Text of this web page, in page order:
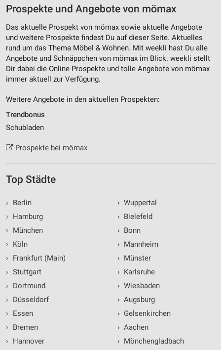
Prospekte und Angebote von mömax
Das aktuelle Prospekt von mömax sowie aktuelle Angebote
und weitere Prospekte findest Du auf dieser Seite. Aktuelles
rund um das Thema Möbel & Wohnen. Mit weekli hast Du alle
Angebote und Schnäppchen von mömax im Blick. weekli stellt
Dir dabei die Online-Prospekte und tolle Angebote von mömax
immer aktuell zur Verfügung.
Weitere Angebote in den aktuellen Prospekten:
Trendbonus
Schubladen
Prospekte bei mömax
Top Städte
›
Berlin
›
Hamburg
›
München
›
Köln
›
Frankfurt (Main)
› Stuttgart
›
Dortmund
›
Düsseldorf
›
Essen
›
Bremen
›
Hannover
› Wuppertal
› Bielefeld
› Bonn
› Mannheim
› Münster
› Karlsruhe
› Wiesbaden
› Augsburg
› Gelsenkirchen
› Aachen
› Mönchengladbach